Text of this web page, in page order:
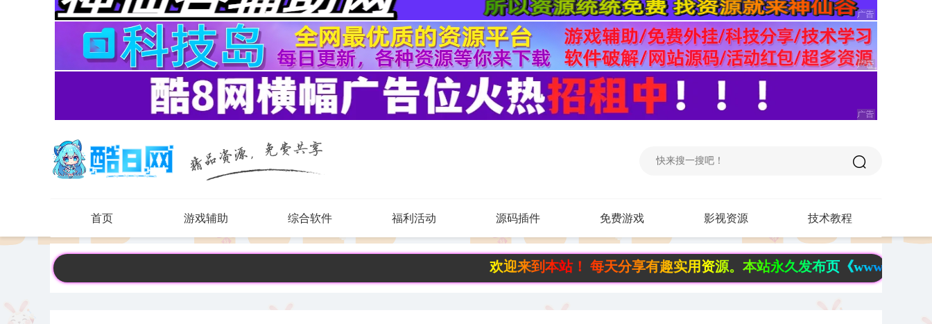
首页 游戏辅助 综合软件 福利活动 源码插件 免费游戏 影视资源 技术教程
欢迎来到本站！ 每天分享有趣实用资源。本站永久发布页《www.6fb.top》请记